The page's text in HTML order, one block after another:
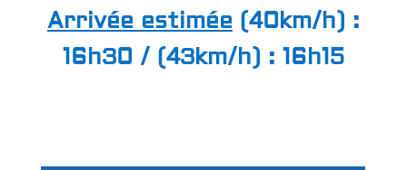
Arrivée estimée (40km/h) :
16h30 / (43km/h) : 16h15